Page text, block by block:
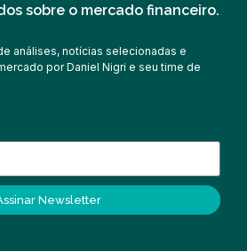
sobre o mercado financeiro.
análises, notícias selecionadas e
por Daniel Nigri e seu time de
Newsletter